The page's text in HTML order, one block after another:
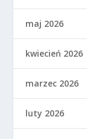
maj 2026
kwiecień 2026
marzec 2026
luty 2026